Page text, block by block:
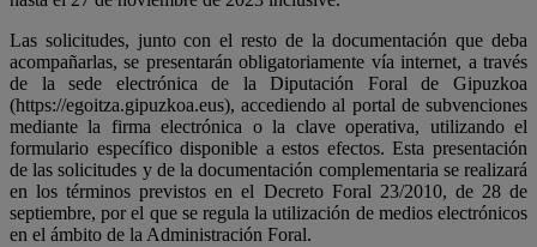
Las solicitudes, junto con el resto de la documentación que deba
acompañarlas, se presentarán obligatoriamente vía internet, a través
de la sede electrónica de la Diputación Foral de Gipuzkoa
(https://egoitza.gipuzkoa.eus), accediendo al portal de subvenciones
mediante la firma electrónica o la clave operativa, utilizando el
formulario específico disponible a estos efectos. Esta presentación
de las solicitudes y de la documentación complementaria se realizará
en los términos previstos en el Decreto Foral 23/2010, de 28 de
septiembre, por el que se regula la utilización de medios electrónicos
en el ámbito de la Administración Foral.